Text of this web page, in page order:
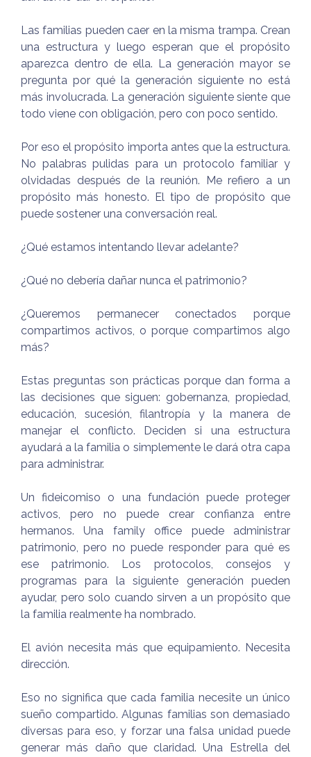
Las familias pueden caer en la misma trampa. Crean
una estructura y luego esperan que el propósito
aparezca dentro de ella. La generación mayor se
pregunta por qué la generación siguiente no está
más involucrada. La generación siguiente siente que
todo viene con obligación, pero con poco sentido.
Por eso el propósito importa antes que la estructura.
No palabras pulidas para un protocolo familiar y
olvidadas después de la reunión. Me refiero a un
propósito más honesto. El tipo de propósito que
puede sostener una conversación real.
¿Qué estamos intentando llevar adelante?
¿Qué no debería dañar nunca el patrimonio?
¿Queremos permanecer conectados porque
compartimos activos, o porque compartimos algo
más?
Estas preguntas son prácticas porque dan forma a
las decisiones que siguen: gobernanza, propiedad,
educación, sucesión, filantropía y la manera de
manejar el conflicto. Deciden si una estructura
ayudará a la familia o simplemente le dará otra capa
para administrar.
Un fideicomiso o una fundación puede proteger
activos, pero no puede crear confianza entre
hermanos. Una family office puede administrar
patrimonio, pero no puede responder para qué es
ese patrimonio. Los protocolos, consejos y
programas para la siguiente generación pueden
ayudar, pero solo cuando sirven a un propósito que
la familia realmente ha nombrado.
El avión necesita más que equipamiento. Necesita
dirección.
Eso no significa que cada familia necesite un único
sueño compartido. Algunas familias son demasiado
diversas para eso, y forzar una falsa unidad puede
generar más daño que claridad. Una Estrella del